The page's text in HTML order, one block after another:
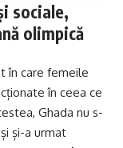
sociale,
olimpică
în care femeile
în ceea ce
Ghada nu s-
și-a urmat